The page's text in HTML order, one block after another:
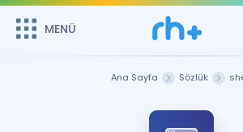
MENÜ
Sepetin Şu An Boş.
MENÜ
Ana Sayfa Sözlük